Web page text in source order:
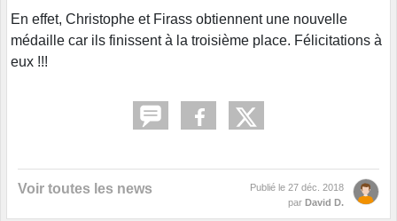
En effet, Christophe et Firass obtiennent une nouvelle
médaille car ils finissent à la troisième place. Félicitations à
eux !!!
Voir toutes les news Publié le 27 déc. 2018
par David D.